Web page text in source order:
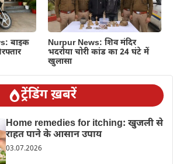
बाइक
Nurpur News: शिव मंदिर
भदरोया चोरी कांड का 24 घंटे में
खुलासा
ट्रेंडिंग ख़बरें
Home remedies for itching: खुजली से
राहत पाने के आसान उपाय
03.07.2026